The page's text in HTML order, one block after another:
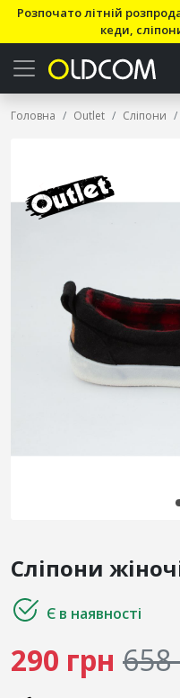
Розпочато літній
кеди,
Головна Outlet Сліпони
Сліпони
Є в наявності
290 грн 658